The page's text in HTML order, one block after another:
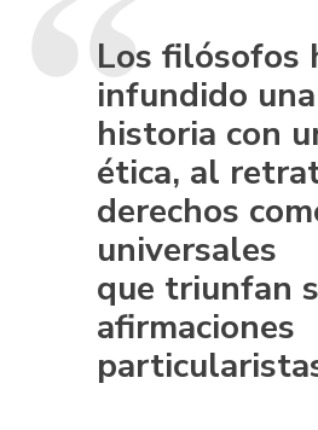
Los filósofos
infundido
historia con
ética, al
derechos
universales
que triunfan
afirmaciones